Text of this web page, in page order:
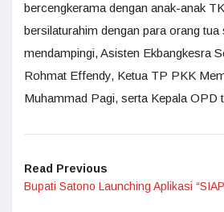
bercengkerama dengan anak-anak
bersilaturahim dengan para orang
mendampingi, Asisten Ekbangkesra
Rohmat Effendy, Ketua TP PKK
Muhammad Pagi, serta Kepala OPD
Read Previous
Bupati Satono Launching Aplikasi